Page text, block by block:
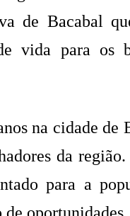
de Bacabal
vida para os
na cidade de
da
para a